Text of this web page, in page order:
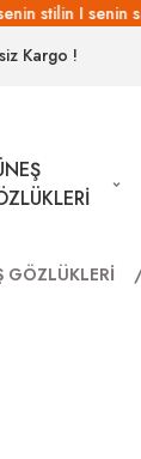
stilin I senin
Kargo !
GÖZLÜKLERİ